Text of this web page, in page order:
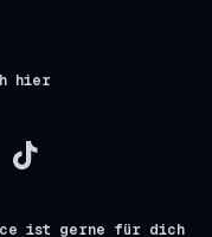
hier
ist gerne für dich